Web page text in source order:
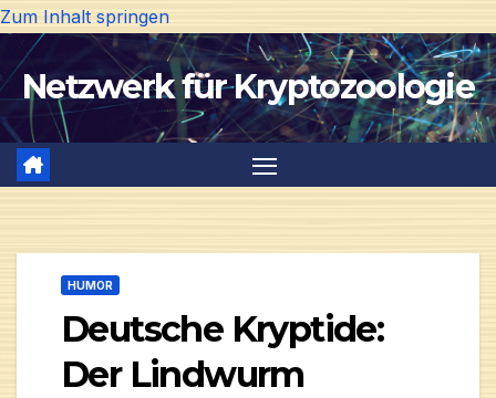
Zum Inhalt springen
Netzwerk für Kryptozoologie
HUMOR
Deutsche Kryptide:
Der Lindwurm